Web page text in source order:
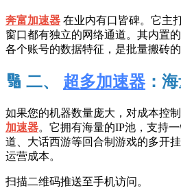
奔富加速器 在业内有口皆碑。它主
窗口都有独立的网络通道。其内置
各个账号的数据特征，是批量搬砖的
🔢 二、 超多加速器 ：
如果您的机器数量庞大，对成本控
加速器。它拥有海量的IP池，支持
道、大话西游等回合制游戏的多开
运营成本。
扫描二维码推送至手机访问。